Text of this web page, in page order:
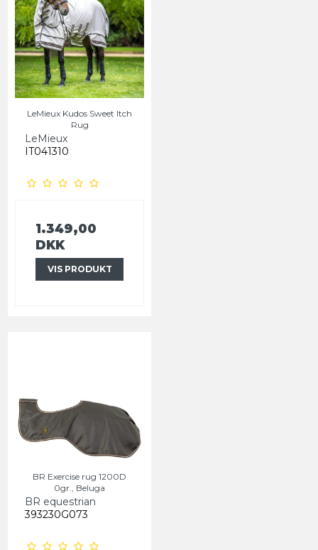
LeMieux Kudos Sweet Itch
Rug
LeMieux
IT041310
1.349,00
DKK
VIS PRODUKT
BR Exercise rug 1200D
0gr., Beluga
BR equestrian
393230G073